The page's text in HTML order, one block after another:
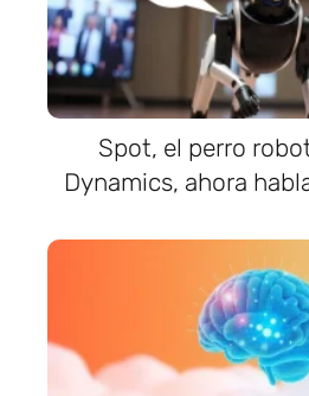
Spot, el perro
Dynamics, ahora